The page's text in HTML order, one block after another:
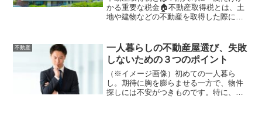
かる重要な税金🏠不動産取得税とは、土
地や建物などの不動産を取得した際に、
も課税対象になる点が特徴です。「家を
買ったら税金は固定資産税だけ」と思わ
れがちですが、実際には取得時に不動産
取得税が発生します。💡取得後すぐに支
払う税金ではないため、忘れた頃に納税
通知が届くことも多く、資金計画でつま
不動産
一人暮らしの不動産屋選び、失敗
しないための３つのポイント
（※イメージ画像）初めての一人暮ら
し。期待に胸を膨らませる一方で、物件
探しには不安がつきものです。特に、ど